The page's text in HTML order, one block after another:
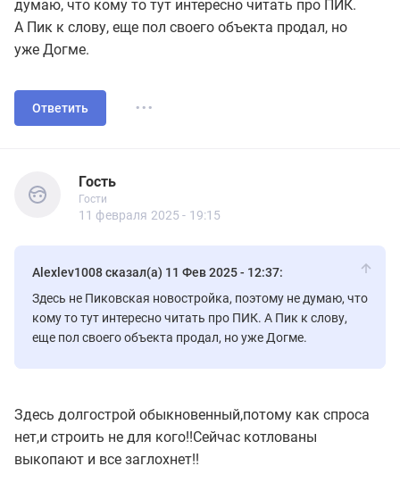
думаю, что кому то тут интересно читать про ПИК.
А Пик к слову, еще пол своего объекта продал, но
уже Догме.
Ответить ...
Гость
Гость
Гости
Гости
11 февраля 2025 - 19:15
Alexlev1008 сказал(а) 11 Фев 2025 - 12:37:
Здесь не Пиковская новостройка, поэтому не думаю, что
кому то тут интересно читать про ПИК. А Пик к слову,
еще пол своего объекта продал, но уже Догме.
Здесь долгострой обыкновенный,потому как спроса
нет,и строить не для кого!!Сейчас котлованы
выкопают и все заглохнет!!